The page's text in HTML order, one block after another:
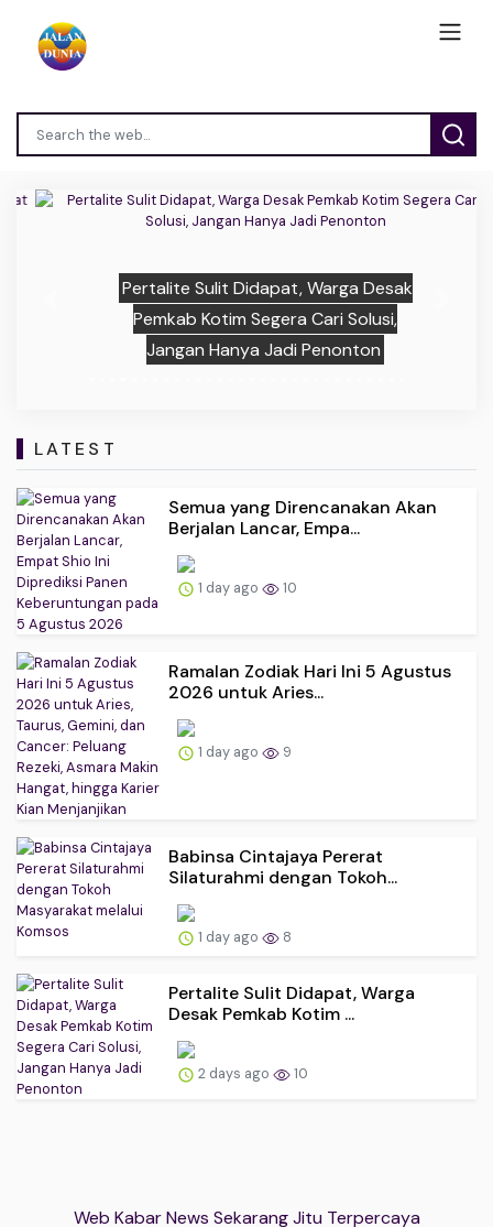
Pertalite Sulit Didapat, Warga Desak
Pemkab Kotim Segera Cari Solusi,
Jangan Hanya Jadi Penonton
LATEST
Semua yang Direncanakan Akan
Berjalan Lancar, Empa...
1 day ago 10
Ramalan Zodiak Hari Ini 5 Agustus
2026 untuk Aries...
1 day ago 9
Babinsa Cintajaya Pererat
Silaturahmi dengan Tokoh...
1 day ago 8
Pertalite Sulit Didapat, Warga
Desak Pemkab Kotim ...
2 days ago 10
Web Kabar News Sekarang Jitu Terpercaya